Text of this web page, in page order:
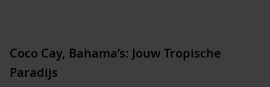
Coco Cay, Bahama’s: Jouw Tropische
Paradijs